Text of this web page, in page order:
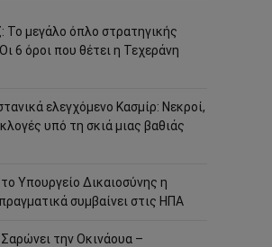
Το μεγάλο όπλο στρατηγικής
6 όροι που θέτει η Τεχεράνη
ελεγχόμενο Κασμίρ: Νεκροί,
υπό τη σκιά μιας βαθιάς
Υπουργείο Δικαιοσύνης η
συμβαίνει στις ΗΠΑ
την Οκινάουα –